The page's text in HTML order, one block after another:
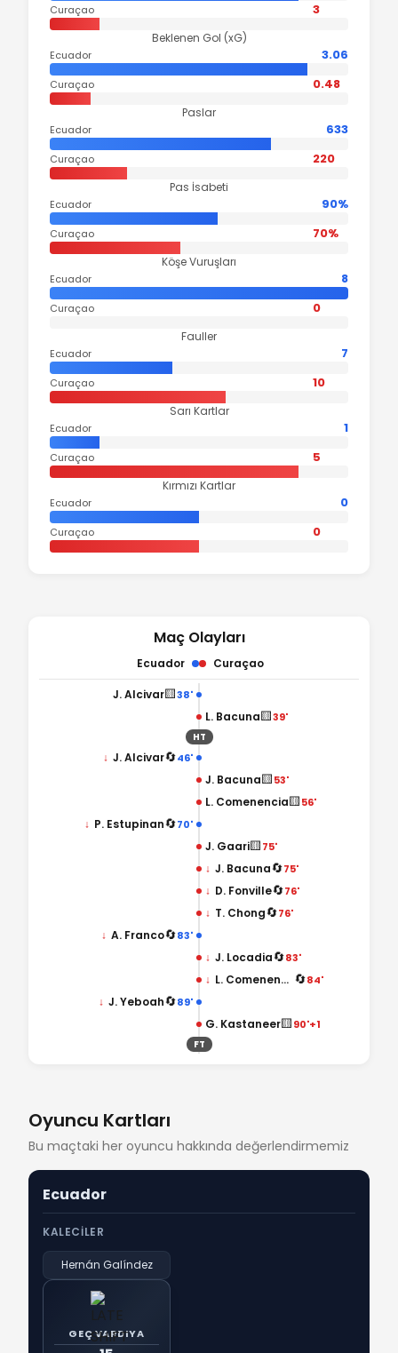
Curaçao 3
Beklenen Gol (xG)
Ecuador 3.06
Curaçao 0.48
Paslar
Ecuador 633
Curaçao 220
Pas İsabeti
Ecuador 90%
Curaçao 70%
Köşe Vuruşları
Ecuador 8
Curaçao 0
Fauller
Ecuador 7
Curaçao 10
Sarı Kartlar
Ecuador 1
Curaçao 5
Kırmızı Kartlar
Ecuador 0
Curaçao 0
Maç Olayları
Ecuador Curaçao
38'
🟨
J. Alcivar
L. Bacuna🟨39'
HT
46'
🔄
↓ J. Alcivar
J. Bacuna🟨53'
L. Comenencia🟨56'
70'
🔄
↓ P. Estupinan
J. Gaari🟨75'
↓ J. Bacuna🔄75'
↓ D. Fonville🔄76'
↓ T. Chong🔄76'
83'
🔄
↓ A. Franco
↓ J. Locadia🔄83'
↓ L. Comenencia 🔄84'
89'
🔄
↓ J. Yeboah
G. Kastaneer🟨90'+1
FT
Oyuncu Kartları
Bu maçtaki her oyuncu hakkında değerlendirmemiz
Ecuador
KALECILER
Hernán Galíndez
GEÇ VARDIYA